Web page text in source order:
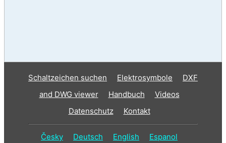
Schaltzeichen suchen Elektrosymbole
DXF
and DWG viewer
Handbuch
Videos
Datenschutz
Kontakt
Česky Deutsch English Espanol